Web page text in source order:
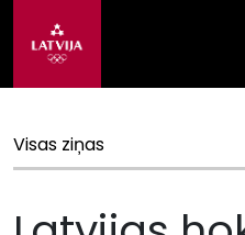
Visas ziņas